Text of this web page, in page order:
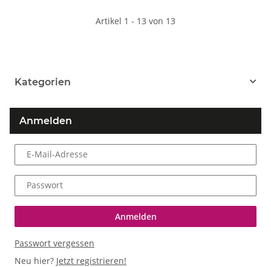
Artikel 1 - 13 von 13
Kategorien
Anmelden
E-Mail-Adresse
Passwort
Anmelden
Passwort vergessen
Neu hier? Jetzt registrieren!